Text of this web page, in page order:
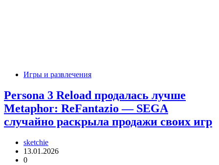
Игры и развлечения
Persona 3 Reload продалась лучше
Metaphor: ReFantazio — SEGA
случайно раскрыла продажи своих игр
sketchie
13.01.2026
0